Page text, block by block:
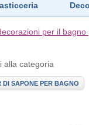
per il bagno
alla categoria
DI SAPONE PER BAGNO